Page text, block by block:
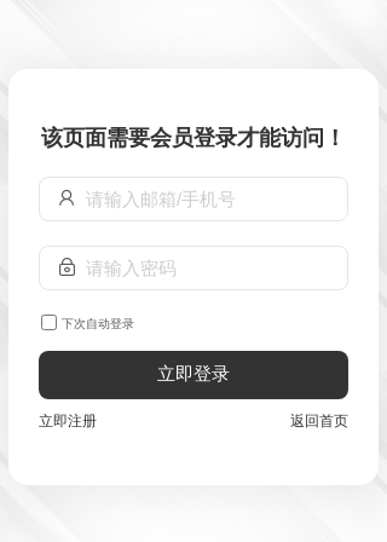
该页面需要会员登录才能访问！
下次自动登录
立即登录
立即注册 返回首页